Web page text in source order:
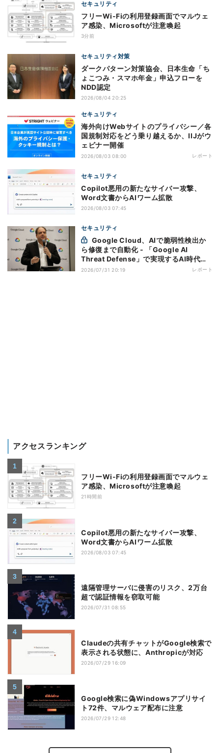
セキュリティ
フリーWi-Fiの利用登録画面でマルウェ
ア感染、Microsoftが注意喚起
3分前
セキュリティ対策
ダークパターン対策協会、日本生命「ち
ょこつみ・スマホ年金」申込フローを
NDD認定
2026/08/04 20:25
セキュリティ
海外向けWebサイトのプライバシー／各
国規制対応をどう乗り越えるか、IIJがウ
ェビナー開催
2026/08/03 08:00 レポート
セキュリティ
Copilot悪用の新たなサイバー攻撃、
Word文書からAIワーム拡散
2026/08/03 07:45
セキュリティ
ら修復まで自動化 - 「Google AI
Threat Defense」で実現するAI時代の
防御戦略
2026/07/31 20:19 レポート
アクセスランキング
フリーWi-Fiの利用登録画面でマルウェ
ア感染、Microsoftが注意喚起
21時間前
Copilot悪用の新たなサイバー攻撃、
Word文書からAIワーム拡散
2026/08/03 07:45
遠隔管理サーバに侵害のリスク、2万台
超で認証情報を窃取可能
2026/07/31 08:55
Claudeの共有チャットがGoogle検索で
表示される状態に、Anthropicが対応
2026/07/29 16:09
Google検索に偽Windowsアプリサイ
ト72件、マルウェア配布に注意
2026/07/29 12:48